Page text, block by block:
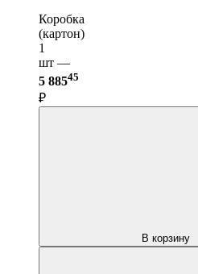
Коробка
(картон)
1
шт —
5 88545
₽
В корзину